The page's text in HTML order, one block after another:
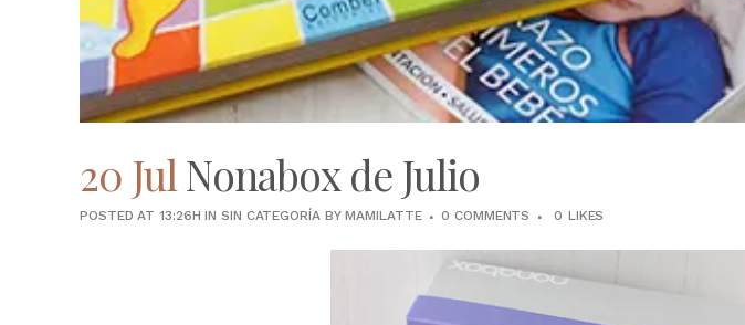
20 Jul Nonabox de Julio
POSTED AT 13:26H INSIN CATEGORÍA BYMAMILATTE 0 COMMENTS 0 LIKES